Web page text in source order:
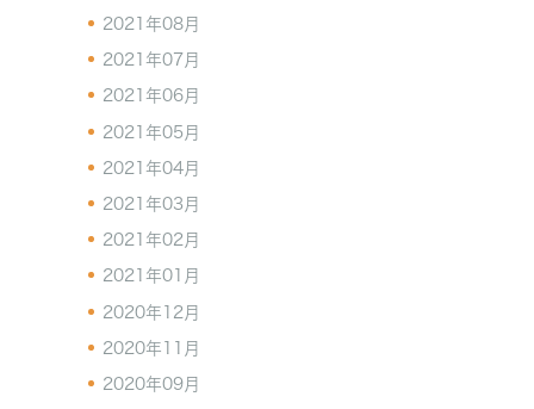
2021年08月
2021年07月
2021年06月
2021年05月
2021年04月
2021年03月
2021年02月
2021年01月
2020年12月
2020年11月
2020年09月